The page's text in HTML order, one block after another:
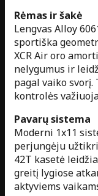
Rėmas ir šakė
Lengvas Alloy
sportiška
XCR Air oro
nelygumus ir
pagal vaiko
kontrolės
Pavarų sistema
Moderni 1x11
perjungėju
42T kasetė
greitį lygiose
aktyviems